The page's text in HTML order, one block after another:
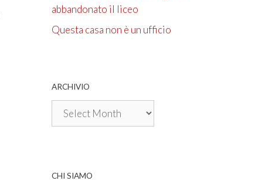
abbandonato il liceo
Questa casa non è un ufficio
ARCHIVIO
Archivio
CHI SIAMO